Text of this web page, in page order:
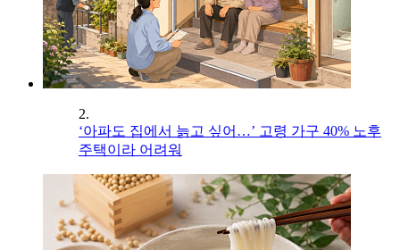
2.
‘아파도 집에서 늙고 싶어…’ 고령 가구 40% 노후
주택이라 어려워